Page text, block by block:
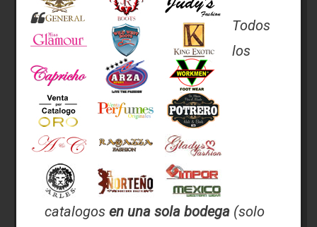
Todos
los
catalogosen una sola bodega (solo